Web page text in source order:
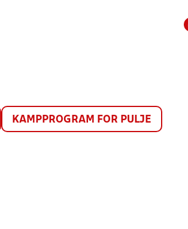
KAMPPROGRAM FOR PULJE